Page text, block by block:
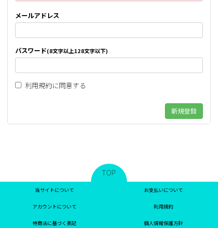
メールアドレス
パスワード(8文字以上128文字以下)
利用規約に同意する
TOP
当サイトについて お支払いについて
アカウントについて 利用規約
特商法に基づく表記 個人情報保護方針